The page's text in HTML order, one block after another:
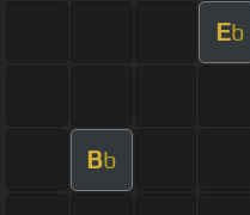
Eb
Bb